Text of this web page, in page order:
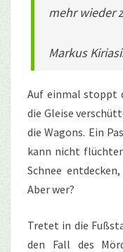
mehr wieder
Markus
Auf einmal stoppt
die Gleise
die Wagons. Ein
kann nicht
Schnee
Aber wer?
Tretet in die
den Fall des